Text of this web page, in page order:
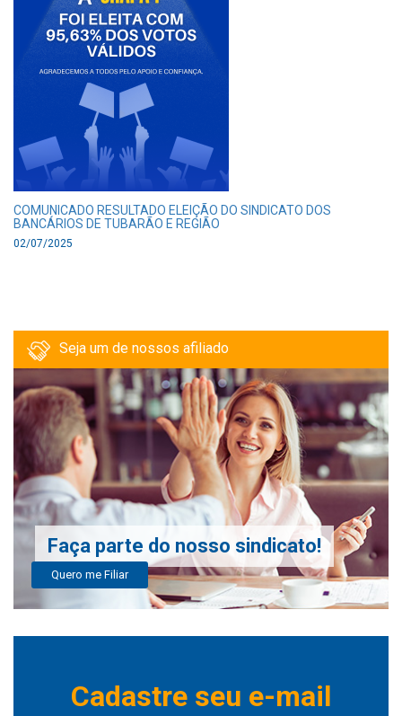
COMUNICADO RESULTADO ELEIÇÃO DO SINDICATO DOS
BANCÁRIOS DE TUBARÃO E REGIÃO
02/07/2025
Seja um de nossos afiliado
Faça parte do nosso sindicato!
Quero me Filiar
Cadastre seu e-mail